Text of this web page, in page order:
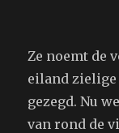
Ze noemt de
eiland zielige
gezegd. Nu
van rond de